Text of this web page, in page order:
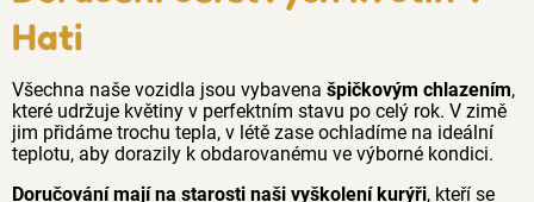
Hati
Všechna naše vozidla jsou vybavena špičkovým chlazením,
které udržuje květiny v perfektním stavu po celý rok. V zimě
jim přidáme trochu tepla, v létě zase ochladíme na ideální
teplotu, aby dorazily k obdarovanému ve výborné kondici.
Doručování mají na starosti naši vyškolení kurýři, kteří se